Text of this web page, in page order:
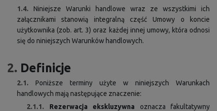
1.4. Niniejsze Warunki handlowe wraz ze wszystkimi ich
załącznikami stanowią integralną część Umowy o koncie
użytkownika (zob. art. 3) oraz każdej innej umowy, która odnosi
się do niniejszych Warunków handlowych.
2. Definicje
2.1. Poniższe terminy użyte w niniejszych Warunkach
handlowych mają następujące znaczenie:
2.1.1.
Rezerwacja ekskluzywna oznacza fakultatywny